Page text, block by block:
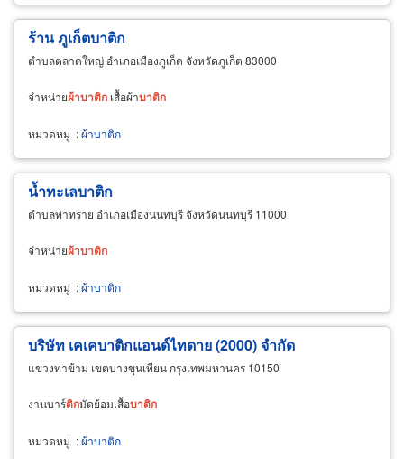
ร้าน ภูเก็ตบาติก
ตำบลตลาดใหญ่ อำเภอเมืองภูเก็ต จังหวัดภูเก็ต 83000
จำหน่ายผ้าบาติก เสื้อผ้าบาติก
หมวดหมู่ :ผ้าบาติก
น้ำทะเลบาติก
ตำบลท่าทราย อำเภอเมืองนนทบุรี จังหวัดนนทบุรี 11000
จำหน่ายผ้าบาติก
หมวดหมู่ :ผ้าบาติก
บริษัท เคเคบาติกแอนด์ไทดาย (2000) จำกัด
แขวงท่าข้าม เขตบางขุนเทียน กรุงเทพมหานคร 10150
งานบาร์ติกมัดย้อมเสื้อบาติก
หมวดหมู่ :ผ้าบาติก